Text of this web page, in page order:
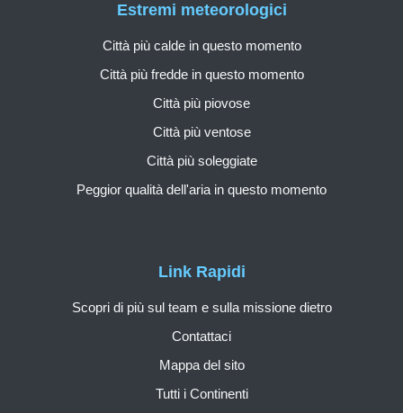
Link Rapidi
Scopri di più sul team e sulla missione dietro
Contattaci
Mappa del sito
Tutti i Continenti
Estremi meteorologici
Città più calde in questo momento
Città più fredde in questo momento
Città più piovose
Città più ventose
Città più soleggiate
Peggior qualità dell'aria in questo momento